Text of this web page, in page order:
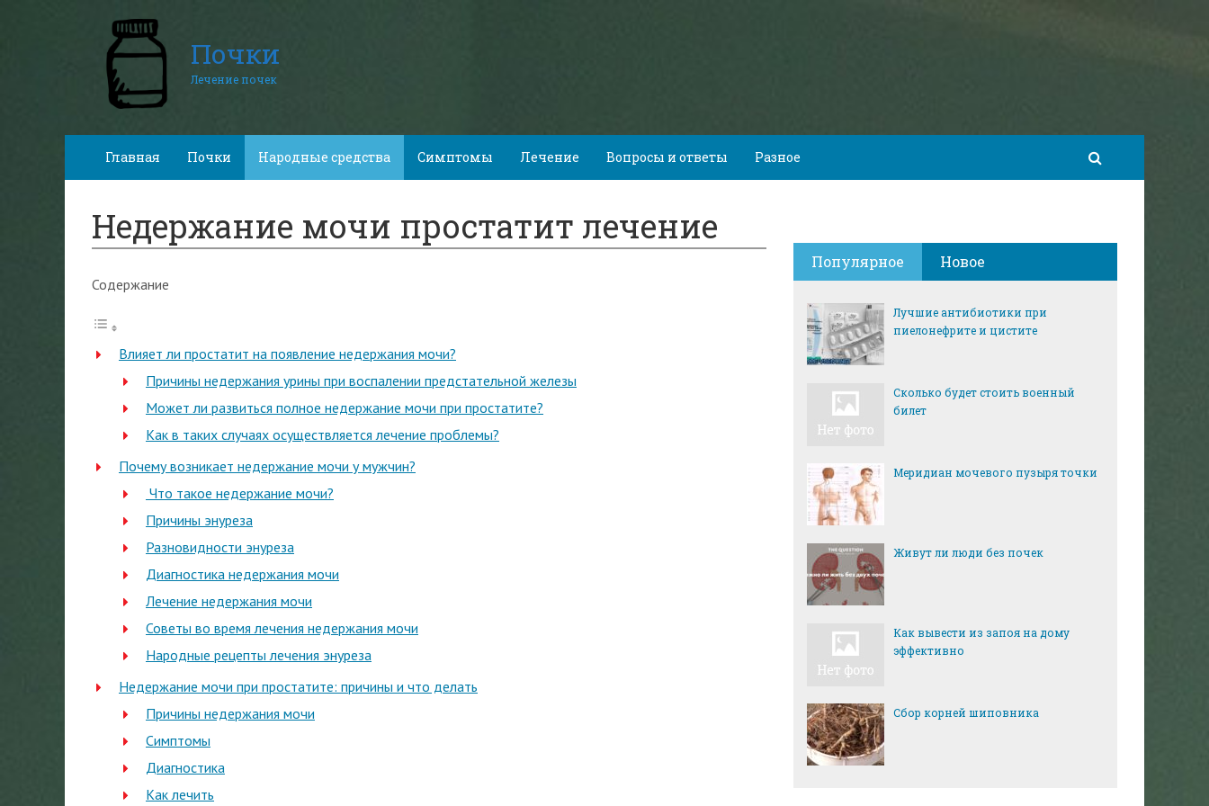
Почки
Лечение почек
Главная Почки Народные средства Симптомы Лечение Вопросы и ответы Разное
Недержание мочи простатит лечение
Содержание
Влияет ли простатит на появление недержания мочи?
Причины недержания урины при воспалении предстательной железы
Может ли развиться полное недержание мочи при простатите?
Как в таких случаях осуществляется лечение проблемы?
Почему возникает недержание мочи у мужчин?
Что такое недержание мочи?
Причины энуреза
Разновидности энуреза
Диагностика недержания мочи
Лечение недержания мочи
Советы во время лечения недержания мочи
Народные рецепты лечения энуреза
Недержание мочи при простатите: причины и что делать
Причины недержания мочи
Симптомы
Диагностика
Как лечить
Популярное Новое
Лучшие антибиотики при
пиелонефрите и цистите
Сколько будет стоить военный
билет
Меридиан мочевого пузыря точки
Живут ли люди без почек
Как вывести из запоя на дому
эффективно
Сбор корней шиповника